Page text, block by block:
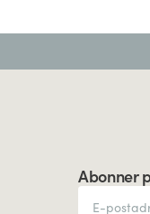
Abonner